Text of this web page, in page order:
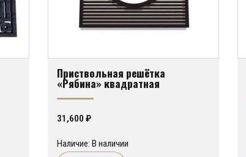
Приствольная решётка
«Рябина» квадратная
31,600 ₽
Наличие: В наличии